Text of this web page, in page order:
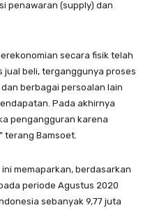
penawaran (supply) dan
secara fisik telah
beli, terganggunya proses
berbagai persoalan lain
Pada akhirnya
pengangguran karena
terang Bamsoet.
ini memaparkan, berdasarkan
periode Agustus 2020
sebanyak 9,77 juta